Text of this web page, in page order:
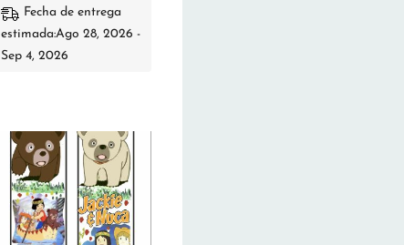
Fecha de entrega
estimada:Ago 28, 2026 -
Sep 4, 2026